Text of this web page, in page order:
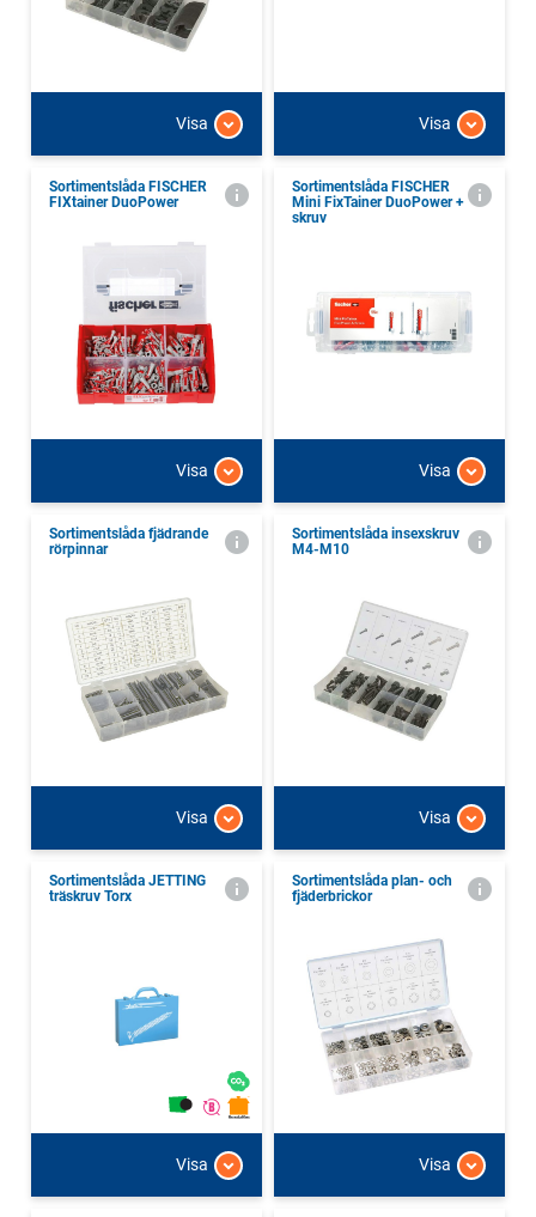
Visa Visa
Sortimentslåda FISCHER
FIXtainer DuoPower
Visa
Sortimentslåda FISCHER
Mini FixTainer DuoPower +
skruv
Visa
Sortimentslåda fjädrande
rörpinnar
Visa
Sortimentslåda insexskruv
M4-M10
Visa
Sortimentslåda JETTING
träskruv Torx
Visa
Sortimentslåda plan- och
fjäderbrickor
Visa